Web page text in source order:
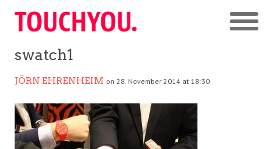
swatch1
JÖRN EHRENHEIM on 28. November 2014 at 18:30